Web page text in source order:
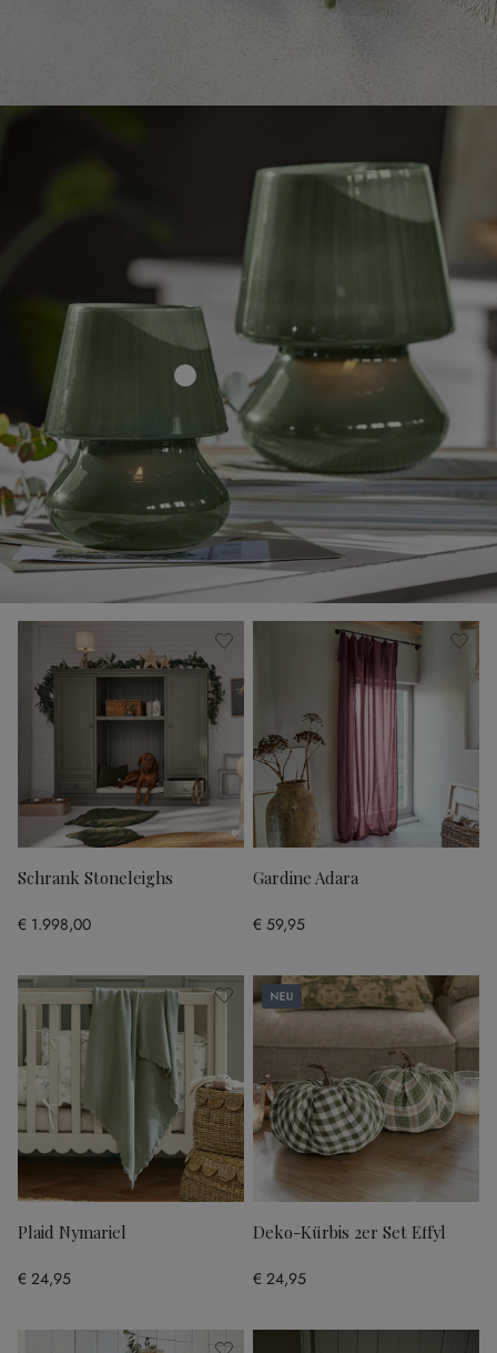
Schrank Stoneleighs
€ 1.998,00
Gardine Adara
€ 59,95
Plaid Nymariel
€ 24,95
Neu
Deko-Kürbis 2er Set Effyl
€ 24,95